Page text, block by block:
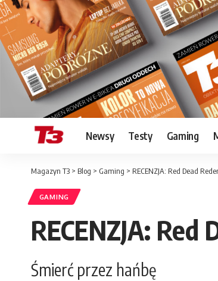
Newsy Testy Gaming
Magazyn T3 > Blog > Gaming > RECENZJA: Red Dead
GAMING
RECENZJA:
Śmierć przez hańbę